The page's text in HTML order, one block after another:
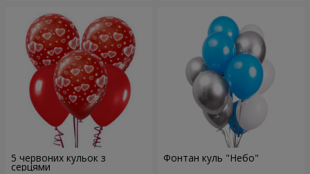
5 червоних кульок з
серцями
Фонтан куль "Небо"